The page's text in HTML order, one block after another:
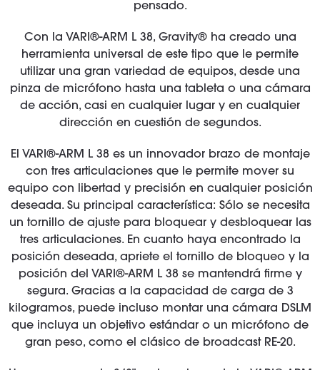
pensado.
Con la VARI®-ARM L 38, Gravity® ha creado una
herramienta universal de este tipo que le permite
utilizar una gran variedad de equipos, desde una
pinza de micrófono hasta una tableta o una cámara
de acción, casi en cualquier lugar y en cualquier
dirección en cuestión de segundos.
El VARI®-ARM L 38 es un innovador brazo de montaje
con tres articulaciones que le permite mover su
equipo con libertad y precisión en cualquier posición
deseada. Su principal característica: Sólo se necesita
un tornillo de ajuste para bloquear y desbloquear las
tres articulaciones. En cuanto haya encontrado la
posición deseada, apriete el tornillo de bloqueo y la
posición del VARI®-ARM L 38 se mantendrá firme y
segura. Gracias a la capacidad de carga de 3
kilogramos, puede incluso montar una cámara DSLM
que incluya un objetivo estándar o un micrófono de
gran peso, como el clásico de broadcast RE-20.